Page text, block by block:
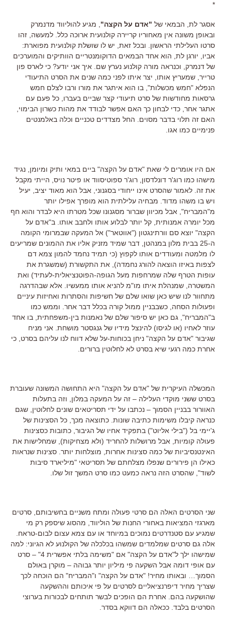
*
אסגר לת, הבמאי של "אדם על הקצה" , מגיע להוליווד מדנמרק
ובאופן משונה אין מאחוריו קריירה קולנועית ארוכה כלל. למעשה, זהו
סרטו העלילתי הראשון. ובכל זאת, יש לו שושלת קולנועית מפוארת:
אביו, יורגן לת, הוא אחד הבמאים הדוקומנטריים הוותיקים והמוערכים
של דנמרק, וכנראה מורה קולנוע נערץ שם. איך אני יודע? כי לארס פון
טרייר, שמעריץ אותו, יצר איתו לפני כמה שנים את הסרט התיעודי
הנפלא "חמש מכשלות", בו הוא איתגר את מורו ורבו לצלם חמש
גרסאות מחודשות של סרט תיעודי קצר שביים בעברו, כל פעם עם
אתגר אחר, כדי לבחון כך האם אפשר לבודד את מהות כשרון הבימוי,
האם זה תלוי בדבר מסוים. החל מצדדים טכניים וכלה באלמנטים
פנימיים כמו אגו.
אם היו אומרים לי שאת "אדם על הקצה" ביים במאי ותיק ומיומן, נגיד
מישהו כמו רוג'ר דונלדסון, רוג'ר ספוטיסווד או פיטר נויס, הייתי מקבל
את זה. לאמור שהסרט אינו ייחודי בסגנוני, אבל הוא מאוד יציב, יעיל
ויש בו משהו מדוד. מבחיה עלילתית הוא מופרך אפילו יותר
מ"המבריח", אבל מכיוון שברור מסגנונו שכל מטרתו היא לבדר והוא חף
מכל יומרה אמנותית, קל יותר לבלוע אותו ולחבב אותו. ב"אדם על
הקצה" יוצא סם וורתינגטון ("אווטאר") אל המעקה שבמרומי הקומה
ה-25 בבית מלון במנהטן, דבר שמיד מזניק אליו את ההמונים שמריעים
לו מלמטה ומעודדים אותו לקפוץ (כי תמיד נחמד להמון צמא דם
לצפות באיזו הוצאה להורג נחמדה), את התקשורת (שמשגרת את
עופות הטרף שלה שמרחפות מעל הגופה-הפוטנציאלית-לעתיד) ואת
המשטרה, שמנהלת איתו מו"מ להניא אותו ממעשיו. אלא שבהדרגה
מתחוור לנו שיש כאן שואו שלם של חשיפות והסתרות ואחיזות עיניים
ופעולות הסחה, כשבבניין ממול קורה בכלל דבר אחר. וממש כמו
ב"המבריח", גם כאן יש סיפור שלם של נאמנות בין-משפחתית, בו אחד
עוזר לאחיו (או לגיסו) להינצל מידיו של גנגסטר מושחת. אני מניח
שגיבור "אדם על הקצה" ניחן בכוחות-על שלא דווח לנו עליהם בסרט, כי
אחרת כמה רגעי שיא בסרט לא לחלוטין ברורים.
המכשלה העיקרית של "אדם על הקצה" היא התחושה המשונה שעוברת
בסרט ששני מוקדי העלילה – זה על המעקה במלון, וזה בתעלות
האוורור בבניין הסמוך – נכתבו על ידי תסריטאים שונים לחלוטין, שגם
כנראה קיבלו משימות כתיבה שונות. כתוצאה מכך, כל הסצינות של
ג'יימי בל ("בילי אליוט") בתפקיד אחיו של הגיבור, כתובות כסצינות
פעולה קומיות, אבל מרושלות להחריד (ולא מצחיקות), שמחלישות את
האינטנסיביות של כמה סצינות אחרות, מוצלחות יותר. סצינות שנראות
כאילו הן פירורים שנפלו מצלחתם של תסריטאי "מיליארד סיבות
לשוד", שהסרט הזה נראה כמעט כמו סרט המשך זול שלו.
שני הסרטים האלה הם סרטי פעולה ומתח משניים בחשיבותם, סרטים
מארגזי המציאות באחורי החנות של הוליווד, מהסוג שיספק רק מי
שמגיע עם סטנדרטים נמוכים במיוחד או עם צמא עצום לבום-טראח.
אלה גם סרטים שמלמדים שמשהו בכלכלה של הקולנוע לא הגיוני: למה
שמישהו ילך ל"אדם על הקצה" אם "משימה בלתי אפשרית 4" – סרט
עם אופי דומה אבל השקעה פי מיליון יותר גבוהה – מוקרן באולם
הסמוך… ובאותו מחיר! "אדם על הקצה" ו"המבריח" הם הוכחה לכך
שצריך מחיר דיפרנציאליים לסרטים על פי איכותם וההשקעה
שהושקעה בהם. אחרת הם הופכים לבשר תותחים לבכורות בערוצי
הסרטים בלבד. ככאלה הם דווקא בסדר.